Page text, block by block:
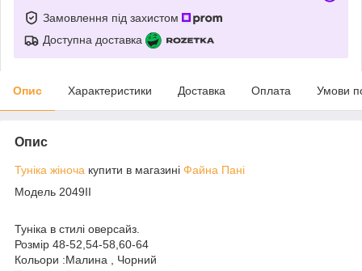
Замовлення під захистом
Доступна доставка
Опис Характеристики Доставка Оплата Умови
Опис
Туніка жіноча купити в магазині Файна Пані
Модель 2049ІІ
Туніка в стилі оверсайз.
Розмір 48-52,54-58,60-64
Кольори :Малина , Чорний